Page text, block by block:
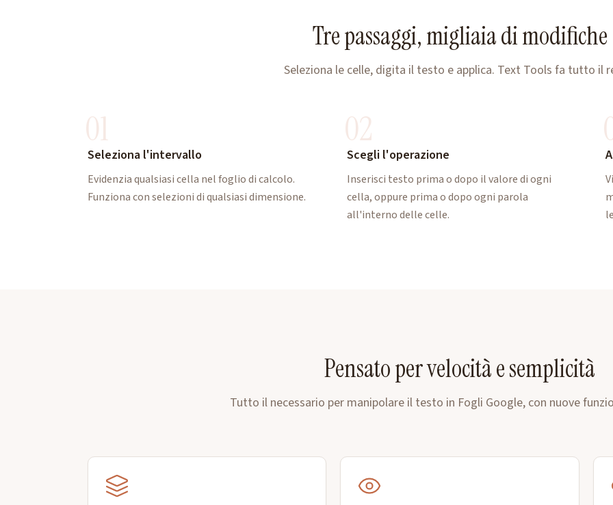
Tre passaggi, migliaia di modifiche
Seleziona le celle, digita il testo e applica. Text Tools fa tutto il
01
Seleziona l'intervallo
Evidenzia qualsiasi cella nel foglio di calcolo.
Funziona con selezioni di qualsiasi dimensione.
02
Scegli l'operazione
Inserisci testo prima o dopo il valore di ogni
cella, oppure prima o dopo ogni parola
all'interno delle celle.
Pensato per velocità e semplicità
Tutto il necessario per manipolare il testo in Fogli Google, con nuove